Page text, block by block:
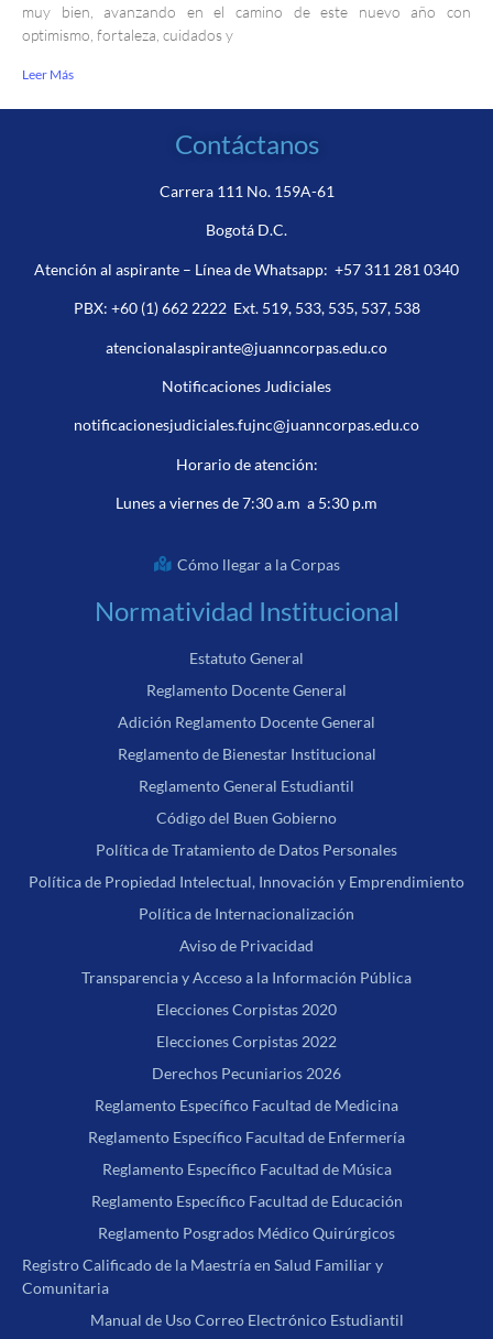
muy bien, avanzando en el camino de este nuevo año con
optimismo, fortaleza, cuidados y
Leer Más
Contáctanos
Carrera 111 No. 159A-61
Bogotá D.C.
Atención al aspirante – Línea de Whatsapp: +57 311 281 0340
PBX: +60 (1) 662 2222Ext. 519, 533, 535, 537, 538
atencionalaspirante@juanncorpas.edu.co
Notificaciones Judiciales
notificacionesjudiciales.fujnc@juanncorpas.edu.co
Horario de atención:
Lunes a viernes de 7:30 a.m a 5:30 p.m
Cómo llegar a la Corpas
Normatividad Institucional
Estatuto General
Reglamento Docente General
Adición Reglamento Docente General
Reglamento de Bienestar Institucional
Reglamento General Estudiantil
Código del Buen Gobierno
Política de Tratamiento de Datos Personales
Política de Propiedad Intelectual, Innovación y Emprendimiento
Política de Internacionalización
Aviso de Privacidad
Transparencia y Acceso a la Información Pública
Elecciones Corpistas 2020
Elecciones Corpistas 2022
Derechos Pecuniarios 2026
Reglamento Específico Facultad de Medicina
Reglamento Específico Facultad de Enfermería
Reglamento Específico Facultad de Música
Reglamento Específico Facultad de Educación
Reglamento Posgrados Médico Quirúrgicos
Registro Calificado de la Maestría en Salud Familiar y
Comunitaria
Manual de Uso Correo Electrónico Estudiantil